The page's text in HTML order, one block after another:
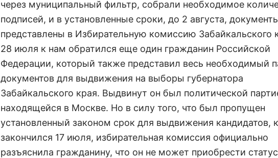
через муниципальный фильтр, собрали необходимое
подписей, и в установленные сроки, до 2 августа,
представлены в Избирательную комиссию Забайкальского
28 июля к нам обратился еще один гражданин Российской
Федерации, который также представил весь необходимый
документов для выдвижения на выборы губернатора
Забайкальского края. Выдвинут он был политической
находящейся в Москве. Но в силу того, что был пропущен
установленный законом срок для выдвижения кандидатов,
закончился 17 июля, избирательная комиссия официально
разъяснила гражданину, что он не может приобрести статус